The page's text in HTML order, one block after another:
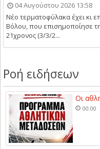
04 Αυγούστου 2026 13:58
Νέο τερματοφύλακα έχει κι
Βόλου, που επισημοποίησε
21χρονος (3/3/2...
Ροή ειδήσεων
Οι
00:00